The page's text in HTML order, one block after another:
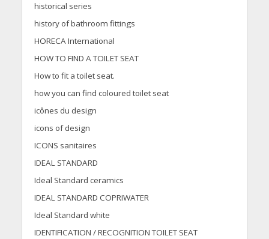
historical series
history of bathroom fittings
HORECA International
HOW TO FIND A TOILET SEAT
How to fit a toilet seat.
how you can find coloured toilet seat
icônes du design
icons of design
ICONS sanitaires
IDEAL STANDARD
Ideal Standard ceramics
IDEAL STANDARD COPRIWATER
Ideal Standard white
IDENTIFICATION / RECOGNITION TOILET SEAT